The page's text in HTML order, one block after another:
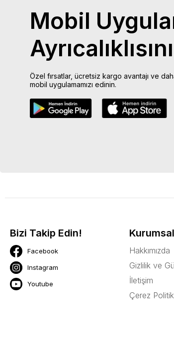
Mobil
Özel fırsatlar, ücretsiz kargo avantajı ve
mobil uygulamamızı edinin.
Bizi Takip Edin!
Facebook
Instagram
Youtube
Kurumsal
Hakkımızda
Gizlilik ve
İletişim
Çerez